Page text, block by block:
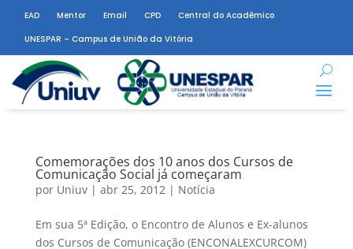
EAD Mentor Email CPD
Central do Acadêmico
UNESPAR – Campus de União da Vitória
Comemorações dos 10 anos dos Cursos de
Comunicação Social já começaram
por Uniuv| abr 25, 2012| Notícia
Em sua 5ª Edição, o Encontro de Alunos e Ex-alunos
dos Cursos de Comunicação (ENCONALEXCURCOM)